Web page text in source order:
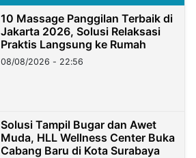
10 Massage Panggilan Terbaik di
Jakarta 2026, Solusi Relaksasi
Praktis Langsung ke Rumah
08/08/2026 - 22:56
Solusi Tampil Bugar dan Awet
Muda, HLL Wellness Center Buka
Cabang Baru di Kota Surabaya